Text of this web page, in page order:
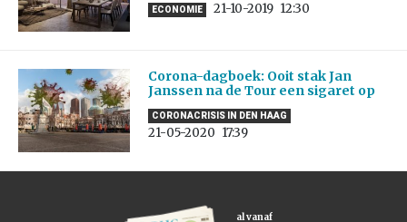
ECONOMIE 21-10-2019 12:30
Corona-dagboek: Ooit stak Jan
Janssen na de Tour een sigaret op
CORONACRISIS IN DEN HAAG
21-05-2020 17:39
al vanaf